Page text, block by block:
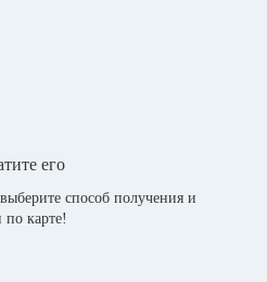
его
способ получения и
по карте!